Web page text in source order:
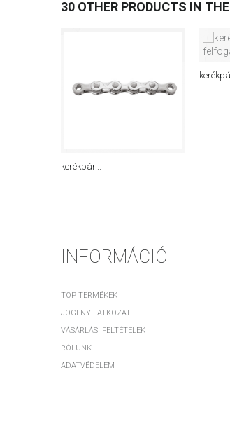
30 OTHER PRODUCTS IN
kerékpár...
INFORMÁCIÓ
TOP TERMÉKEK
JOGI NYILATKOZAT
VÁSÁRLÁSI FELTÉTELEK
RÓLUNK
ADATVÉDELEM